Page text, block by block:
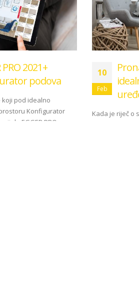
PRO 2021+
podova
koji pod idealno
Konfigurator
cijelu EGGER PRO
10
Feb
Kada je riječ o